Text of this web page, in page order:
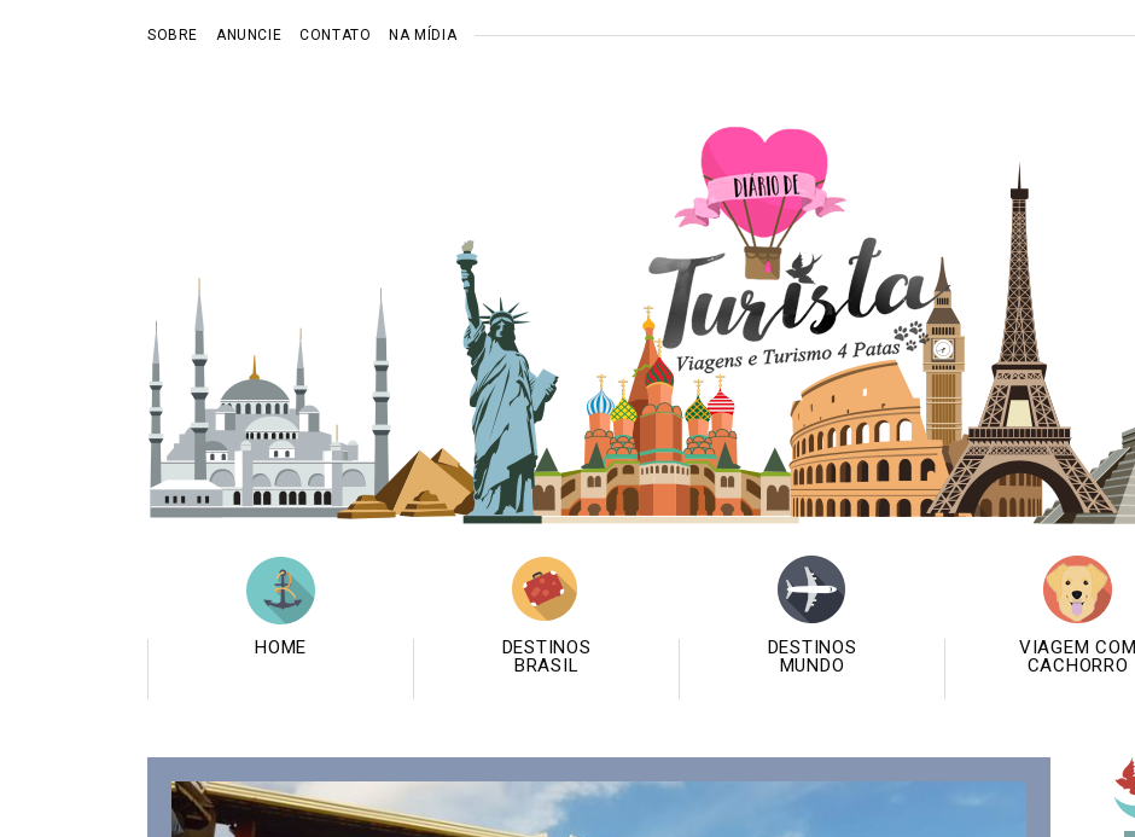
SOBRE ANUNCIE CONTATO NA MÍDIA
HOME
DESTINOS
BRASIL
DESTINOS
MUNDO
VIAGEM COM
CACHORRO